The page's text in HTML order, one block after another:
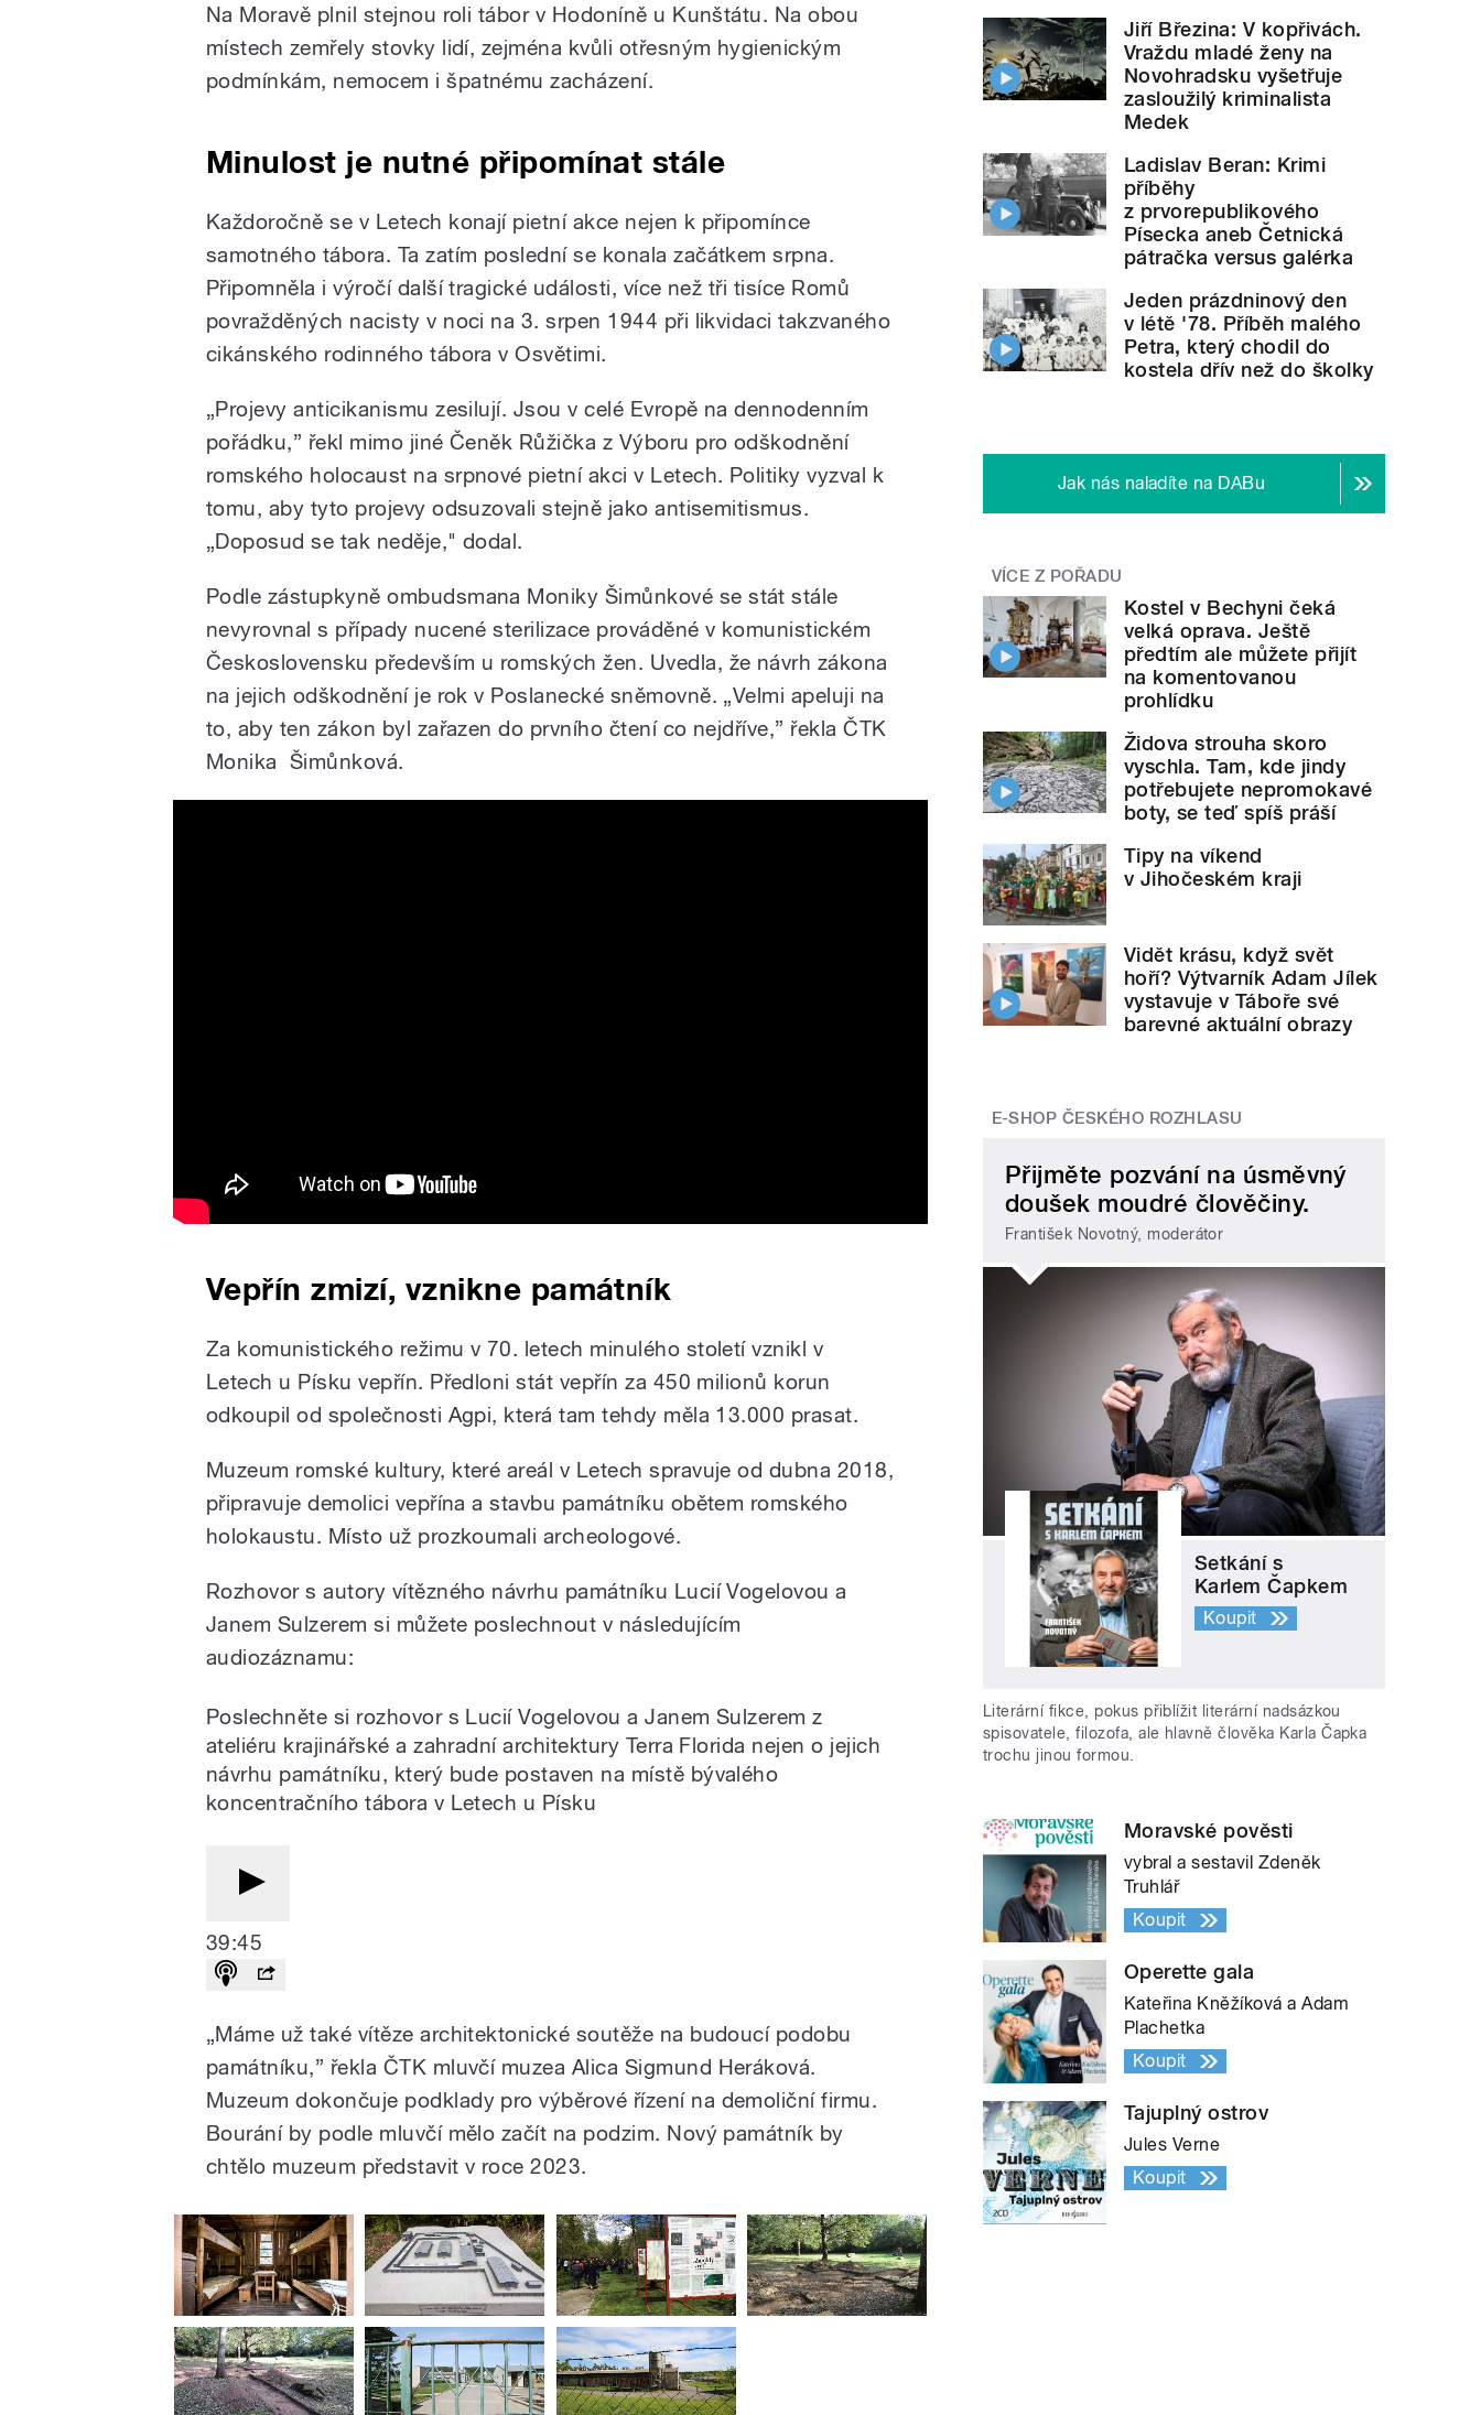
Na Moravě plnil stejnou roli tábor v Hodoníně u Kunštátu. Na obou
místech zemřely stovky lidí, zejména kvůli otřesným hygienickým
podmínkám, nemocem i špatnému zacházení.
Minulost je nutné připomínat stále
Každoročně se v Letech konají pietní akce nejen k připomínce
samotného tábora. Ta zatím poslední se konala začátkem srpna.
Připomněla i výročí další tragické události, více než tři tisíce Romů
povražděných nacisty v noci na 3. srpen 1944 při likvidaci takzvaného
cikánského rodinného tábora v Osvětimi.
„Projevy anticikanismu zesilují. Jsou v celé Evropě na dennodenním
pořádku,” řekl mimo jiné Čeněk Růžička z Výboru pro odškodnění
romského holocaust na srpnové pietní akci v Letech. Politiky vyzval k
tomu, aby tyto projevy odsuzovali stejně jako antisemitismus.
„Doposud se tak neděje," dodal.
Podle zástupkyně ombudsmana Moniky Šimůnkové se stát stále
nevyrovnal s případy nucené sterilizace prováděné v komunistickém
Československu především u romských žen. Uvedla, že návrh zákona
na jejich odškodnění je rok v Poslanecké sněmovně. „Velmi apeluji na
to, aby ten zákon byl zařazen do prvního čtení co nejdříve,” řekla ČTK
Monika Šimůnková.
Vepřín zmizí, vznikne památník
Za komunistického režimu v 70. letech minulého století vznikl v
Letech u Písku vepřín. Předloni stát vepřín za 450 milionů korun
odkoupil od společnosti Agpi, která tam tehdy měla 13.000 prasat.
Muzeum romské kultury, které areál v Letech spravuje od dubna 2018,
připravuje demolici vepřína a stavbu památníku obětem romského
holokaustu. Místo už prozkoumali archeologové.
Rozhovor s autory vítězného návrhu památníku Lucií Vogelovou a
Janem Sulzerem si můžete poslechnout v následujícím
audiozáznamu:
Poslechněte si rozhovor s Lucií Vogelovou a Janem Sulzerem z
ateliéru krajinářské a zahradní architektury Terra Florida nejen o jejich
návrhu památníku, který bude postaven na místě bývalého
koncentračního tábora v Letech u Písku
39:45
„Máme už také vítěze architektonické soutěže na budoucí podobu
památníku,” řekla ČTK mluvčí muzea Alica Sigmund Heráková.
Muzeum dokončuje podklady pro výběrové řízení na demoliční firmu.
Bourání by podle mluvčí mělo začít na podzim. Nový památník by
chtělo muzeum představit v roce 2023.
Jiří Březina: V kopřivách.
Vraždu mladé ženy na
Novohradsku vyšetřuje
zasloužilý kriminalista
Medek
Ladislav Beran: Krimi
příběhy
z prvorepublikového
Písecka aneb Četnická
pátračka versus galérka
Jeden prázdninový den
v létě '78. Příběh malého
Petra, který chodil do
kostela dřív než do školky
Jak nás naladíte na DABu
VÍCE Z POŘADU
Kostel v Bechyni čeká
velká oprava. Ještě
předtím ale můžete přijít
na komentovanou
prohlídku
Židova strouha skoro
vyschla. Tam, kde jindy
potřebujete nepromokavé
boty, se teď spíš práší
Tipy na víkend
v Jihočeském kraji
Vidět krásu, když svět
hoří? Výtvarník Adam Jílek
vystavuje v Táboře své
barevné aktuální obrazy
E-SHOP ČESKÉHO ROZHLASU
Přijměte pozvání na úsměvný
doušek moudré člověčiny.
František Novotný, moderátor
Setkání s
Karlem Čapkem
Koupit
Literární fikce, pokus přiblížit literární nadsázkou
spisovatele, filozofa, ale hlavně člověka Karla Čapka
trochu jinou formou.
Moravské pověsti
vybral a sestavil Zdeněk
Truhlář
Koupit
Operette gala
Kateřina Kněžíková a Adam
Plachetka
Koupit
Tajuplný ostrov
Jules Verne
Koupit